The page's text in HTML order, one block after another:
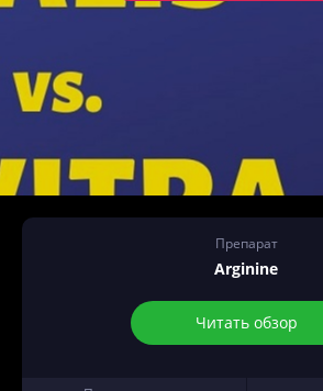
Препарат
Arginine
Читать обзор